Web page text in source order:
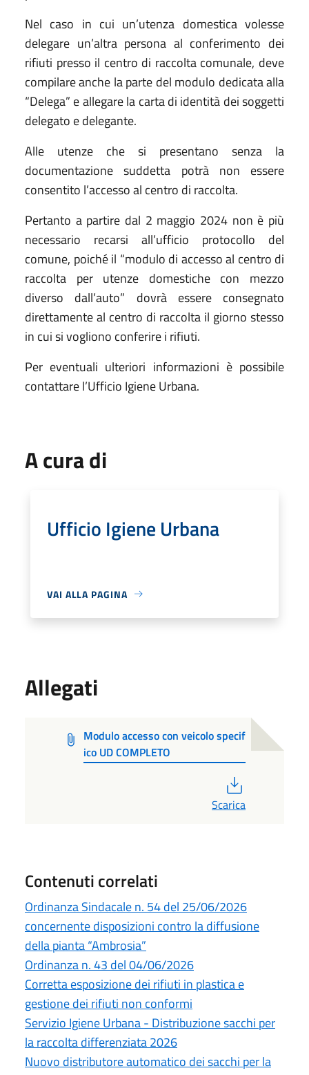
Nel caso in cui un’utenza domestica volesse
delegare un’altra persona al conferimento dei
rifiuti presso il centro di raccolta comunale, deve
compilare anche la parte del modulo dedicata alla
“Delega” e allegare la carta di identità dei soggetti
delegato e delegante.
Alle utenze che si presentano senza la
documentazione suddetta potrà non essere
consentito l’accesso al centro di raccolta.
Pertanto a partire dal 2 maggio 2024 non è più
necessario recarsi all’ufficio protocollo del
comune, poiché il “modulo di accesso al centro di
raccolta per utenze domestiche con mezzo
diverso dall’auto” dovrà essere consegnato
direttamente al centro di raccolta il giorno stesso
in cui si vogliono conferire i rifiuti.
Per eventuali ulteriori informazioni è possibile
contattare l’Ufficio Igiene Urbana.
A cura di
Ufficio Igiene Urbana
VAI ALLA PAGINA
Allegati
Modulo accesso con veicolo specif
ico UD COMPLETO
Scarica
Contenuti correlati
Ordinanza Sindacale n. 54 del 25/06/2026
concernente disposizioni contro la diffusione
della pianta “Ambrosia”
Ordinanza n. 43 del 04/06/2026
Corretta esposizione dei rifiuti in plastica e
gestione dei rifiuti non conformi
Servizio Igiene Urbana - Distribuzione sacchi per
la raccolta differenziata 2026
Nuovo distributore automatico dei sacchi per la